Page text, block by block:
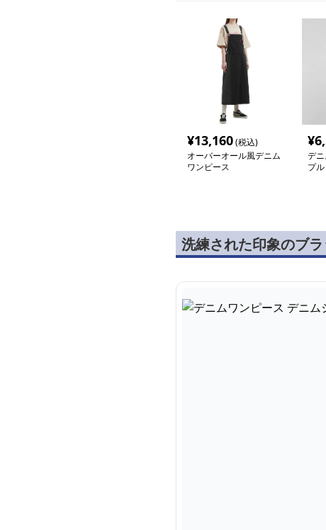
¥13,160(税込)
オーバーオール風デニム
ワンピース
¥
デ
プ
洗練された印象のブ